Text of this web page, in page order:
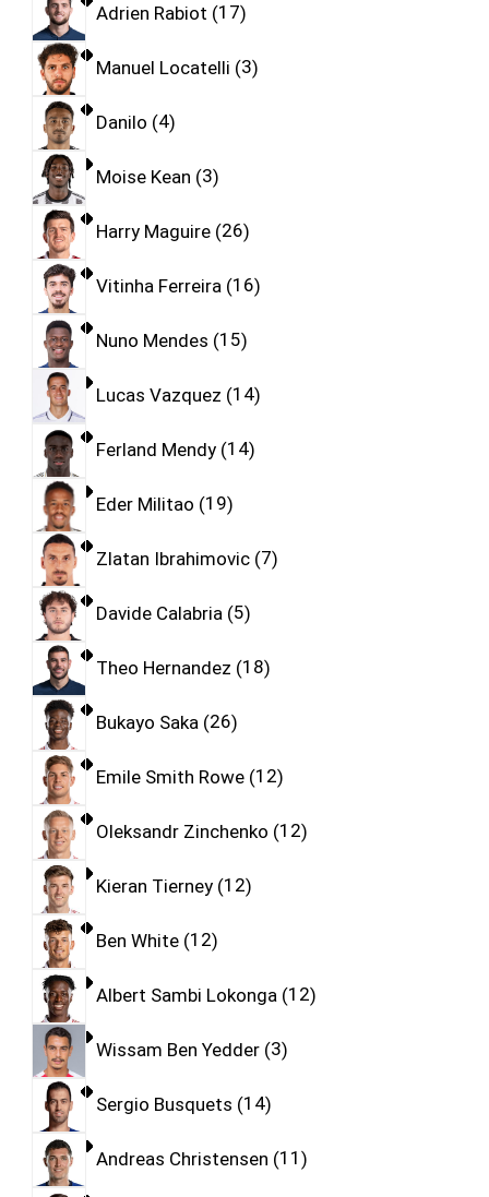
Adrien Rabiot 17
Manuel Locatelli 3
Danilo 4
Moise Kean 3
Harry Maguire 26
Vitinha Ferreira 16
Nuno Mendes 15
Lucas Vazquez 14
Ferland Mendy 14
Eder Militao 19
Zlatan Ibrahimovic 7
Davide Calabria 5
Theo Hernandez 18
Bukayo Saka 26
Emile Smith Rowe 12
Oleksandr Zinchenko 12
Kieran Tierney 12
Ben White 12
Albert Sambi Lokonga 12
Wissam Ben Yedder 3
Sergio Busquets 14
Andreas Christensen 11